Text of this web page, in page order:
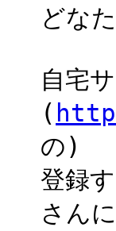
どな
自宅
(
の)
登録
さん